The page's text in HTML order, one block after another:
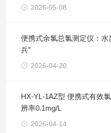
2026-05-08
便携式余氯总氯测定仪：水
兵”
2026-04-20
HX-YL-1AZ型 便携式有效
辨率0.1mg/L
2026-04-14